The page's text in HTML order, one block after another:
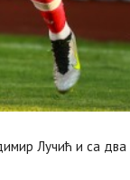
Лучић и са два